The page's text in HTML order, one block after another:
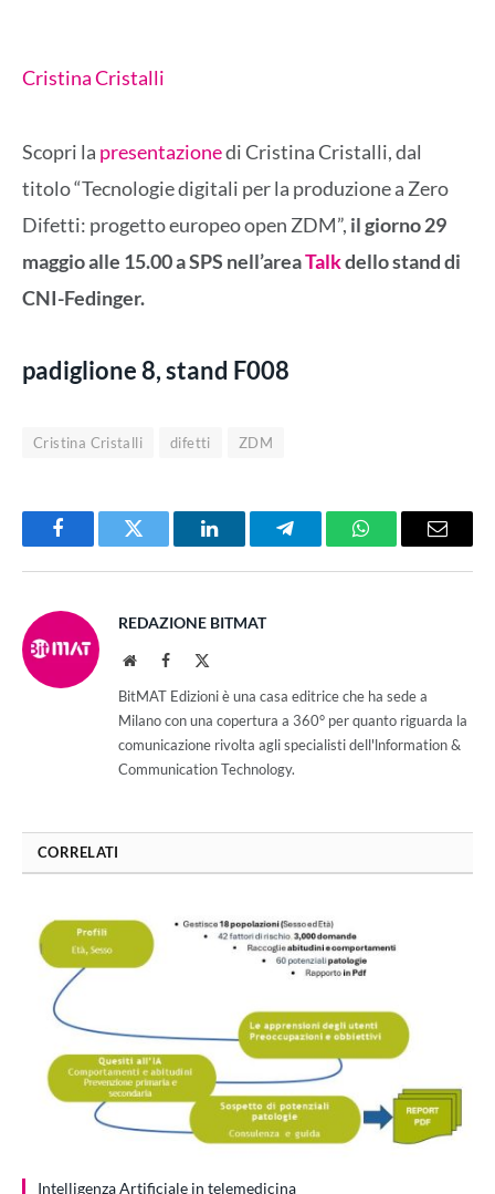
Cristina Cristalli
Scopri la presentazionedi Cristina Cristalli, dal
titolo “Tecnologie digitali per la produzione a Zero
Difetti: progetto europeo open ZDM”, il giorno 29
maggio alle 15.00 a SPS nell’areaTalkdello stand di
CNI-Fedinger.
padiglione8, stand F008
Cristina Cristalli difetti ZDM
FacebookTwitter LinkedInTelegramWhatsAppEmail
REDAZIONE BITMAT
WebsiteFacebook
BitMAT Edizioni è una casa editrice che ha sede a
Milano con una copertura a 360° per quanto riguarda la
comunicazione rivolta agli specialisti dell'lnformation &
Communication Technology.
CORRELATI
Intelligenza Artificiale in telemedicina